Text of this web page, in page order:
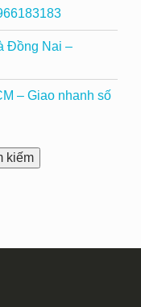
Đồng Nai –
– Giao nhanh số
kiếm